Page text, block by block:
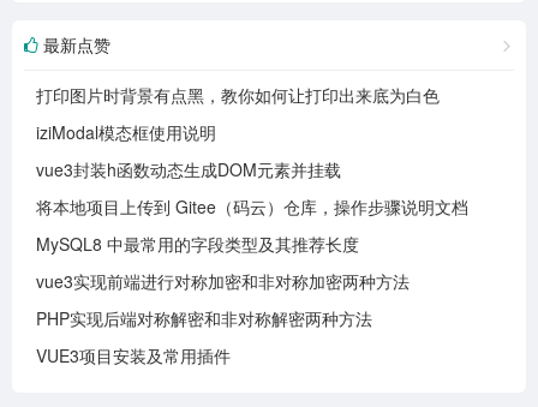
最新点赞
打印图片时背景有点黑，教你如何让打印出来底为白色
iziModal模态框使用说明
vue3封装h函数动态生成DOM元素并挂载
将本地项目上传到 Gitee（码云）仓库，操作步骤说明文档
MySQL8 中最常用的字段类型及其推荐长度
vue3实现前端进行对称加密和非对称加密两种方法
PHP实现后端对称解密和非对称解密两种方法
VUE3项目安装及常用插件